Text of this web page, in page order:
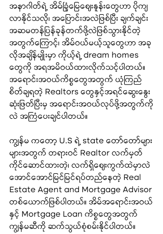
အနာဂါတ်ရဲ့ အိမ်ခြံ့မြေဈေးနူန်းတွေဟာ ပိုကျ
လာနိုင်သလို၊ အပြောင်းအလဲဖြစ်ပြီး ချက်ချင်း
အဆမတန်ပြန်ခုန်တက်ဖို့လဲဖြစ်သွားနိုင်တဲ့
အတွက်ကြောင့်၊ အိမ်ဝယ်မယ့်သူတွေဟာ အခု
လိုအချိန်မျိုးမှာ ကိုယ့်ရဲ့ dream homes
တွေကို အရအမိဝယ်ထားလိုက်သင့်ပါတယ်။
အရောင်းအဝယ်ကိစ္စတွေအတွက် ယုံကြည်
စိတ်ချရတဲ့ Realtors တွေနှင့်အရင်ဆွေးနွေး
ဆုံးဖြတ်ပြီးမှ အရောင်းအဝယ်လုပ်ဖို့အတွက်ကို
လဲ အကြံပေးချင်ပါတယ်။
ကျွန်မ ကတော့ U.S ရဲ့ state တော်တော်များ
များအတွက် တရားဝင် Realtor လက်မှတ်
ကိုင်ဆောင်ထားတဲ့၊ လက်ရှိဈေးကွက်ထဲမှာလဲ
အောင်အောင်မြင်မြင်ရပ်တည်နေတဲ့ Real
Estate Agent and Mortgage Advisor
တစ်ယောက်ဖြစ်ပါတယ်။ အိမ်အရောင်းအဝယ်
နှင့် Mortgage Loan ကိစ္စတွေအတွက်
ကျွန်မဆီကို ဆက်သွယ်စုံစမ်းနိုင်ပါတယ်။